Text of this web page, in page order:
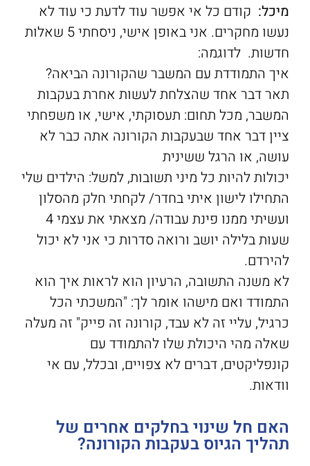
מיכל: קודם כל אי אפשר עוד לדעת כי עוד לא
נעשו מחקרים. אני באופן אישי, ניסחתי 5 שאלות
חדשות. לדוגמה:
איך התמודדת עם המשבר שהקורונה הביאה?
תאר דבר אחד שהצלחת לעשות אחרת בעקבות
המשבר, מכל תחום: תעסוקתי, אישי, או משפחתי
ציין דבר אחד שבעקבות הקורונה אתה כבר לא
עושה, או הרגל ששינית
יכולות להיות כל מיני תשובות, למשל: הילדים שלי
התחילו לישון איתי בחדר/ לקחתי חלק מהסלון
ועשיתי ממנו פינת עבודה/ מצאתי את עצמי 4
שעות בלילה יושב ורואה סדרות כי אני לא יכול
להירדם.
לא משנה התשובה, הרעיון הוא לראות איך הוא
התמודד ואם מישהו אומר לך: "המשכתי הכל
כרגיל, עליי זה לא עבד, קורונה זה פייק" זה מעלה
שאלה מהי היכולת שלו להתמודד עם
קונפליקטים, דברים לא צפויים, ובכלל, עם אי
וודאות.
האם חל שינוי בחלקים אחרים של
תהליך הגיוס בעקבות הקורונה?